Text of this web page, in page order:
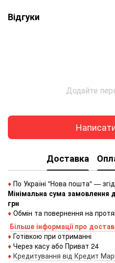
Відгуки
Додайте
Доставка
♦ По Україні "Нова пошта" —
Мінімальна сума замовлення
грн
♦ Обмін та повернення на
Більше інформації про
♦ Готівкою при отриманні
♦ Через касу або Приват 24
♦ Кредитування від Кредит